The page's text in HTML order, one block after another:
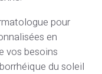
pour
en
vos besoins
du soleil